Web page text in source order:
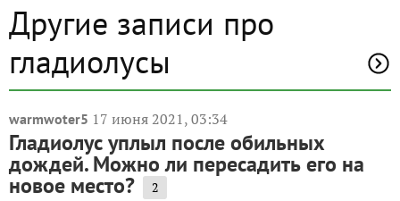
Другие записи про
гладиолусы
warmwoter5 17 июня 2021, 03:34
Гладиолус уплыл после обильных
дождей. Можно ли пересадить его на
новое место? 2